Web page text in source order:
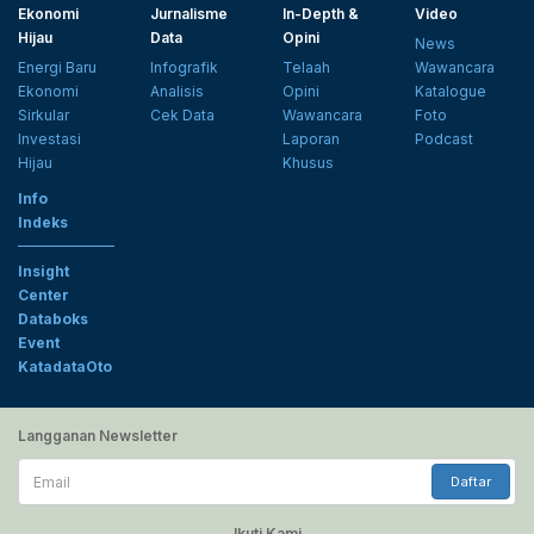
Ekonomi
Hijau
Energi Baru
Ekonomi
Sirkular
Investasi
Hijau
Jurnalisme
Data
Infografik
Analisis
Cek Data
In-Depth &
Opini
Telaah
Opini
Wawancara
Laporan
Khusus
Video
News
Wawancara
Katalogue
Foto
Podcast
Info
Indeks
Insight
Center
Databoks
Event
KatadataOto
Langganan Newsletter
Email
Daftar